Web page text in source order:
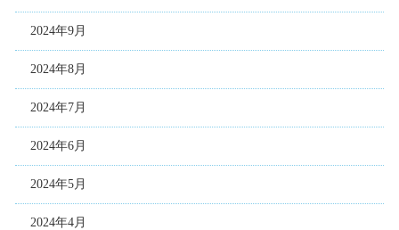
2024年9月
2024年8月
2024年7月
2024年6月
2024年5月
2024年4月